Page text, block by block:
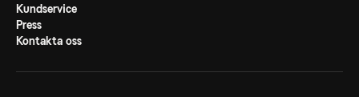
Kundservice
Press
Kontakta oss